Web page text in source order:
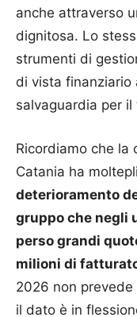
anche attraverso
dignitosa. Lo
strumenti di
di vista finanziario
salvaguardia per il
Ricordiamo che la
Catania ha
deterioramento
gruppo che negli
perso grandi
milioni di
2026 non
il dato è in